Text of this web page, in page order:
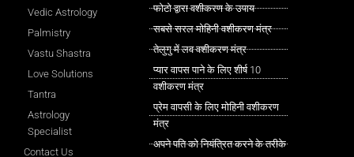
Vedic Astrology
Palmistry
Vastu Shastra
Love Solutions
Tantra
Astrology
Specialist
Contact Us
फोटो द्वारा वशीकरण के उपाय
सबसे सरल मोहिनी वशीकरण मंत्र
तेलुगु में लव वशीकरण मंत्र
प्यार वापस पाने के लिए शीर्ष 10
वशीकरण मंत्र
प्रेम वापसी के लिए मोहिनी वशीकरण
मंत्र
अपने पति को नियंत्रित करने के तरीके